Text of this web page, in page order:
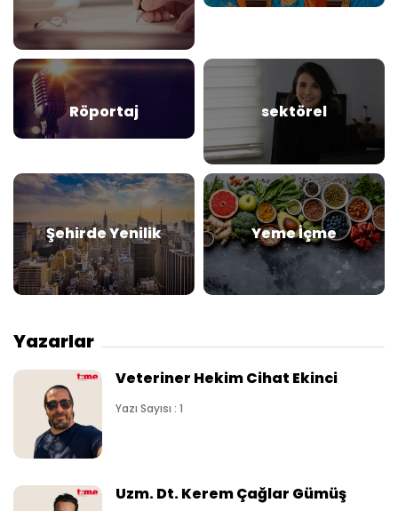
Röportaj sektörel
Şehirde Yenilik Yeme İçme
Yazarlar
Veteriner Hekim Cihat Ekinci
Yazı Sayısı : 1
Uzm. Dt. Kerem Çağlar Gümüş